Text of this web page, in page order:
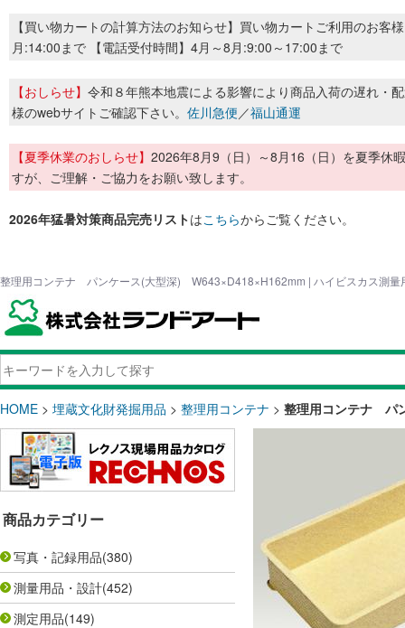
【買い物カートの計算方法のお知らせ】買い物カートご利用のお客
月:14:00まで 【電話受付時間】4月～8月:9:00～17:00まで
【おしらせ】 令和８年熊本地震による影響により商品入荷の遅れ・
様のwebサイトご確認下さい。 佐川急便／福山通運
【夏季休業のおしらせ】 2026年8月9（日）～8月16（日）を夏季休
すが、ご理解・ご協力をお願い致します。
2026年猛暑対策商品完売リストはこちらからご覧ください。
整理用コンテナ パンケース(大型深) W643×D418×H162mm | ハイビスカス測量
HOME > 埋蔵文化財発掘用品 > 整理用コンテナ > 整理用コンテナ パ
商品カテゴリー
写真・記録用品(380)
測量用品・設計(452)
測定用品(149)